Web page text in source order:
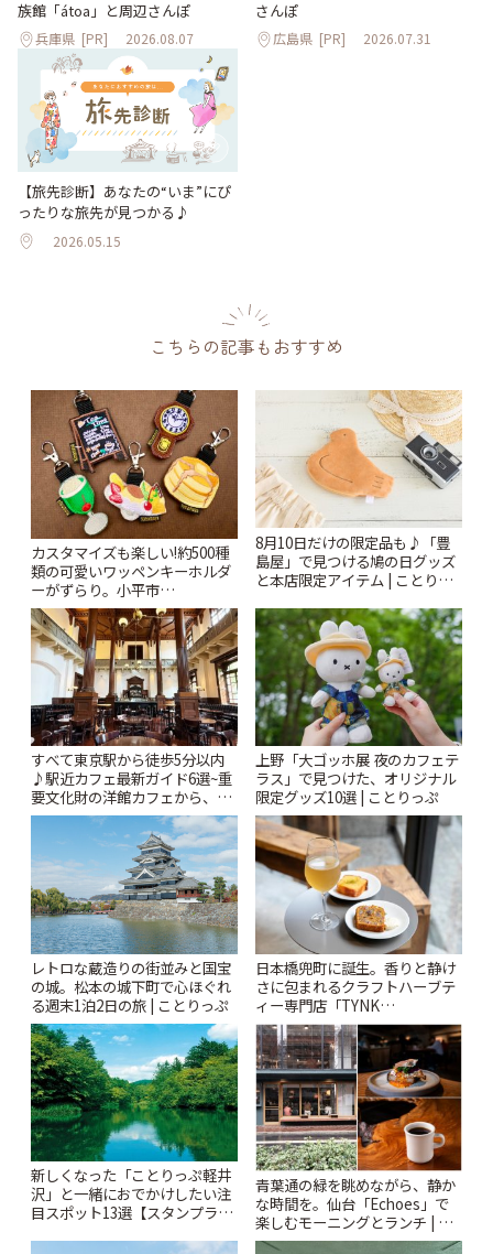
族館「átoa」と周辺さんぽ
兵庫県 [PR] 2026.08.07
さんぽ
広島県 [PR] 2026.07.31
【旅先診断】あなたの“いま”にぴ
ったりな旅先が見つかる♪
2026.05.15
こちらの記事もおすすめ
カスタマイズも楽しい!約500種
類の可愛いワッペンキーホルダ
ーがずらり。小平市
「Kimamaya T&K」 | ことりっ
ぷ
8月10日だけの限定品も♪「豊
島屋」で見つける鳩の日グッズ
と本店限定アイテム | ことりっ
すべて東京駅から徒歩5分以内
♪駅近カフェ最新ガイド6選~重
要文化財の洋館カフェから、改
札すぐのレトロ喫茶まで~ | こと
上野「大ゴッホ展 夜のカフェテ
ラス」で見つけた、オリジナル
限定グッズ10選 | ことりっぷ
レトロな蔵造りの街並みと国宝
の城。松本の城下町で心ほぐれ
る週末1泊2日の旅 | ことりっぷ
日本橋兜町に誕生。香りと静け
さに包まれるクラフトハーブテ
ィー専門店「TYNK
Kabutocho」 | ことりっぷ
新しくなった「ことりっぷ軽井
沢」と一緒におでかけしたい注
目スポット13選【スタンプラリ
青葉通の緑を眺めながら、静か
な時間を。仙台「Echoes」で
楽しむモーニングとランチ | こ
とりっぷ